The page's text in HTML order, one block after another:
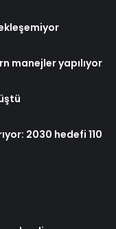
manejler yapılıyor
2030 hedefi 110